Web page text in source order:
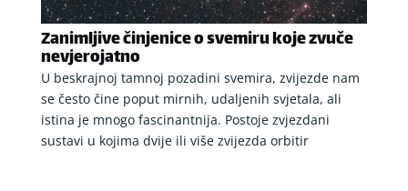
Zanimljive činjenice o svemiru koje zvuče
nevjerojatno
U beskrajnoj tamnoj pozadini svemira, zvijezde nam
se često čine poput mirnih, udaljenih svjetala, ali
istina je mnogo fascinantnija. Postoje zvjezdani
sustavi u kojima dvije ili više zvijezda orbitir